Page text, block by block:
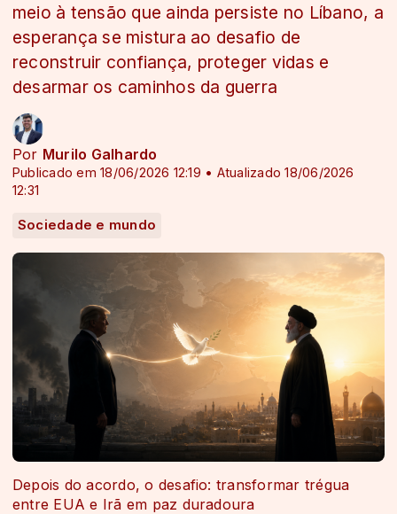
meio à tensão que ainda persiste no Líbano, a
esperança se mistura ao desafio de
reconstruir confiança, proteger vidas e
desarmar os caminhos da guerra
Por Murilo Galhardo
Publicado em 18/06/2026 12:19 • Atualizado 18/06/2026
12:31
Sociedade e mundo
Depois do acordo, o desafio: transformar trégua
entre EUA e Irã em paz duradoura